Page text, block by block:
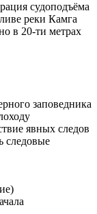
судоподъёма
реки Камга
в 20-ти метрах
заповедника
явных следов
следовые